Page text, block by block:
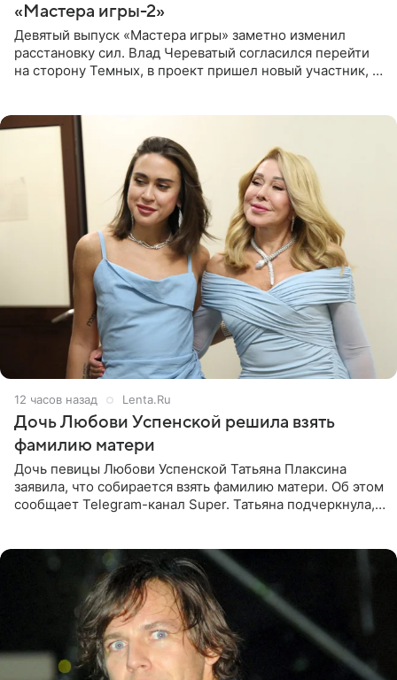
«Мастера игры-2»
Девятый выпуск «Мастера игры» заметно изменил
расстановку сил. Влад Череватый согласился перейти
на сторону Темных, в проект пришел новый участник, а
12 часов назад Lenta.Ru
Дочь Любови Успенской решила взять
фамилию матери
Дочь певицы Любови Успенской Татьяна Плаксина
заявила, что собирается взять фамилию матери. Об этом
сообщает Telegram-канал Super. Татьяна подчеркнула,